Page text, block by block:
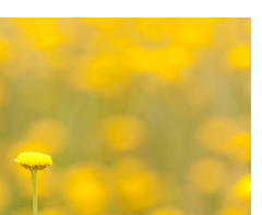
تفاوت بوکه ها در دو تصویر فوق به علت
علت دیگر تشکیل بوکه های چند ضلعی در
۹ تیغه منحنی دارند که باعث شکل گیری بوکه های دایره ای شکل می شود.
چنین بوکه هایی با این کیفیت در این